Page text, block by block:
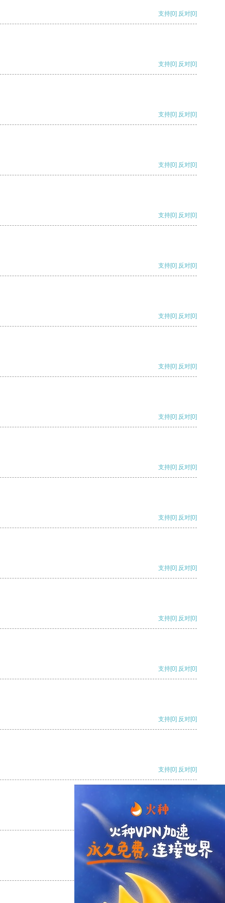
支持[0] 反对[0]
支持[0] 反对[0]
支持[0] 反对[0]
支持[0] 反对[0]
支持[0] 反对[0]
支持[0] 反对[0]
支持[0] 反对[0]
支持[0] 反对[0]
支持[0] 反对[0]
支持[0] 反对[0]
支持[0] 反对[0]
支持[0] 反对[0]
支持[0] 反对[0]
支持[0] 反对[0]
支持[0] 反对[0]
支持[0] 反对[0]
反对